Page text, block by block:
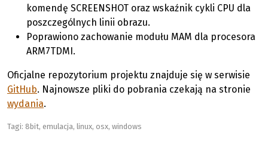
komendę SCREENSHOT oraz wskaźnik cykli CPU dla
poszczególnych linii obrazu.
Poprawiono zachowanie modułu MAM dla procesora
ARM7TDMI.
Oficjalne repozytorium projektu znajduje się w serwisie
GitHub. Najnowsze pliki do pobrania czekają na stronie
wydania.
Tagi: 8bit, emulacja, linux, osx, windows